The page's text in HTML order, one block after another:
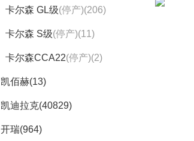
卡尔森 GL级(停产)(206)
卡尔森 S级(停产)(11)
卡尔森CCA22(停产)(2)
凯佰赫(13)
凯迪拉克(40829)
开瑞(964)